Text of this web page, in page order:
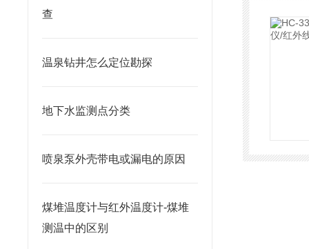
查
温泉钻井怎么定位勘探
地下水监测点分类
喷泉泵外壳带电或漏电的原因
煤堆温度计与红外温度计-煤堆
测温中的区别